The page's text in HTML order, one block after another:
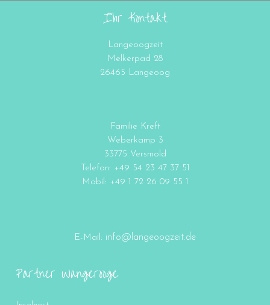
Ihr Kontakt
Langeoogzeit
Melkerpad 28
26465 Langeoog
Familie Kreft
Weberkamp 3
33775 Versmold
Telefon: +49 54 23 47 37 51
Mobil: +49 1 72 26 09 55 1
E-Mail: info@langeoogzeit.de
Partner Wangerooge